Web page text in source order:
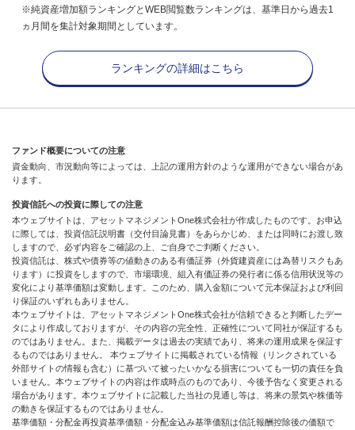
※純資産増加額ランキングとWEB閲覧数ランキングは、基準日から過去1
ヵ月間を集計対象期間としています。
ランキングの詳細はこちら
ファンド概要についての注意
資金動向、市況動向等によっては、上記の運用方針のような運用ができない場合があ
ります。
投資信託への投資に際しての注意
本ウェブサイトは、アセットマネジメントOne株式会社が作成したものです。お申込
に際しては、投資信託説明書（交付目論見書）をあらかじめ、または同時にお渡し致
しますので、必ず内容をご確認の上、ご自身でご判断ください。
投資信託は、株式や債券等の値動きのある有価証券（外貨建資産には為替リスクもあ
ります）に投資をしますので、市場環境、組入有価証券の発行者に係る信用状況等の
変化により基準価額は変動します。このため、購入金額について元本保証および利回
り保証のいずれもありません。
本ウェブサイトは、アセットマネジメントOne株式会社が信頼できると判断したデー
タにより作成しておりますが、その内容の完全性、正確性について同社が保証するも
のではありません。また、掲載データは過去の実績であり、将来の運用成果を保証す
るものではありません。 本ウェブサイトに掲載されている情報（リンクされている
外部サイトの情報も含む）に基づいて被ったいかなる損害についても一切の責任を負
いません。本ウェブサイトの内容は作成時点のものであり、今後予告なく変更される
場合があります。本ウェブサイトに記載した当社の見通し等は、将来の景気や株価等
の動きを保証するものではありません。
基準価額・分配金再投資基準価額・分配金込み基準価額は信託報酬控除後の価額で